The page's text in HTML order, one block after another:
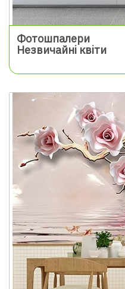
Фотошпалери
Незвичайні квіти